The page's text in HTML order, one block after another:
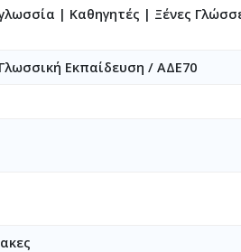
| Καθηγητές | Ξένες
Εκπαίδευση / ΑΔΕ70